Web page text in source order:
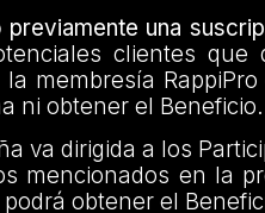
una
clientes
membresía
ni obtener el Beneficio.
va dirigida a los
mencionados en la
obtener el